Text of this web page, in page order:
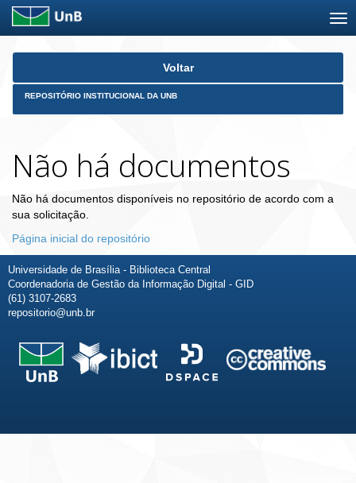
Skip
Voltar
REPOSITÓRIO INSTITUCIONAL DA UNB
Não há documentos
Não há documentos disponíveis no repositório de acordo com a
sua solicitação.
Página inicial do repositório
Universidade de Brasília - Biblioteca Central
Coordenadoria de Gestão da Informação Digital - GID
(61) 3107-2683
repositorio@unb.br